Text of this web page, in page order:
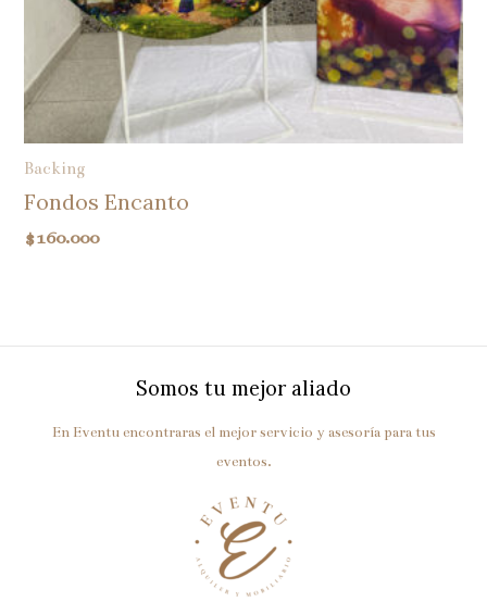
Backing
Fondos Encanto
$160.000
Somos tu mejor aliado
En Eventu encontraras el mejor servicio y asesoría para tus
eventos.